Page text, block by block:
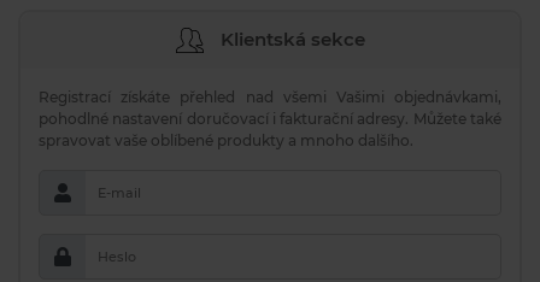
Klientská sekce
Registrací získáte přehled nad všemi Vašimi objednávkami,
pohodlné nastavení doručovací i fakturační adresy. Můžete také
spravovat vaše oblíbené produkty a mnoho dalšího.
E-mail
Heslo